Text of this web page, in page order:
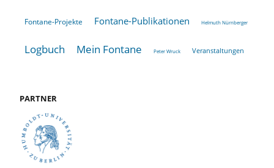
Fontane-Projekte Fontane-Publikationen Helmuth Nürnberger
Logbuch Mein Fontane Peter Wruck Veranstaltungen
PARTNER